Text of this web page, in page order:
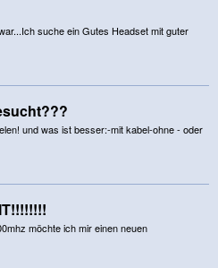
suche ein Gutes Headset mit guter
und was ist besser:-mit kabel-ohne - oder
möchte ich mir einen neuen